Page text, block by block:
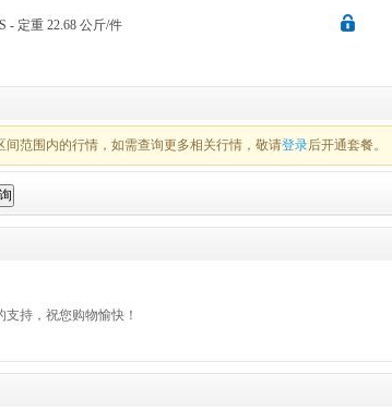
- 定重 22.68 公斤/件
范围内的行情，如需查询更多相关行情，敬请登录后开通套餐。
持，祝您购物愉快！